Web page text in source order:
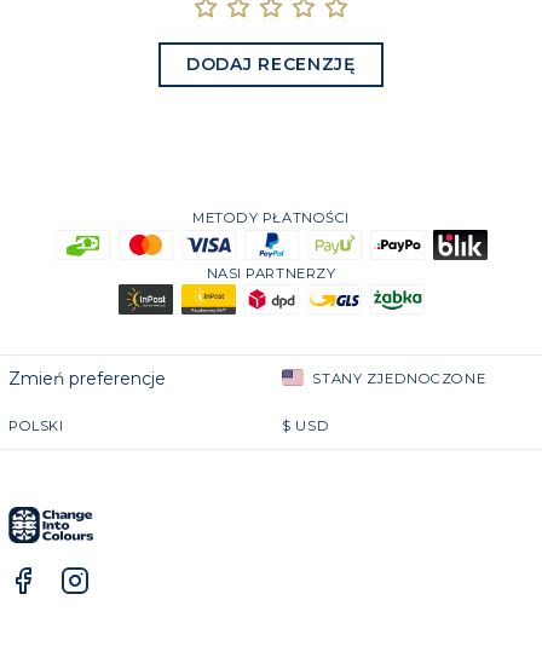
DODAJ RECENZJĘ
METODY PŁATNOŚCI
NASI PARTNERZY
Zmień preferencje STANY ZJEDNOCZONE
POLSKI $ USD